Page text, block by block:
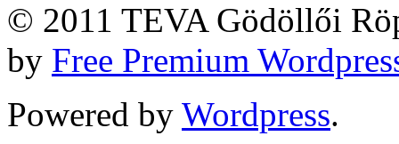
© 2011 TEVA Gödöllői
by Free Premium
Powered by Wordpress.